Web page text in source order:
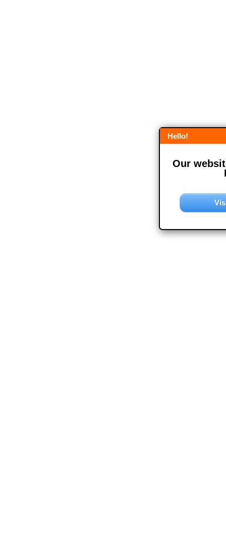
Hello!
Our